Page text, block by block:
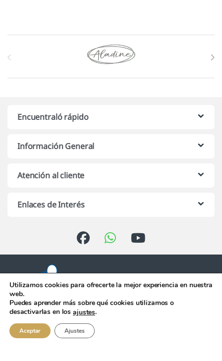
Marcas De Carrusel
Encuentraló rápido
Información General
Atención al cliente
Enlaces de Interés
Atención telefónica de 10:00 h.
956 344 058
Utilizamos cookies para ofrecerte la mejor experiencia en nuestra
web.
Puedes aprender más sobre qué cookies utilizamos o
desactivarlas en losajustes.
Aceptar Ajustes